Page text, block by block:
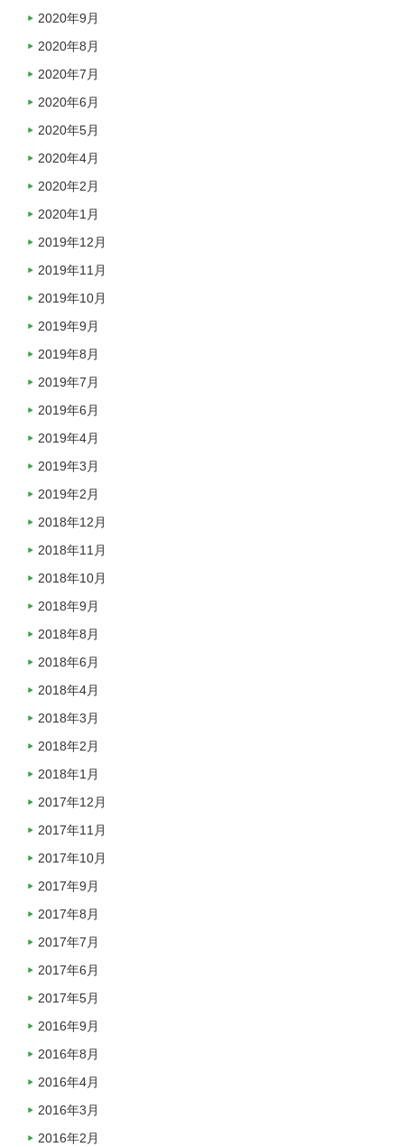
2020年9月
2020年8月
2020年7月
2020年6月
2020年5月
2020年4月
2020年2月
2020年1月
2019年12月
2019年11月
2019年10月
2019年9月
2019年8月
2019年7月
2019年6月
2019年4月
2019年3月
2019年2月
2018年12月
2018年11月
2018年10月
2018年9月
2018年8月
2018年6月
2018年4月
2018年3月
2018年2月
2018年1月
2017年12月
2017年11月
2017年10月
2017年9月
2017年8月
2017年7月
2017年6月
2017年5月
2016年9月
2016年8月
2016年4月
2016年3月
2016年2月